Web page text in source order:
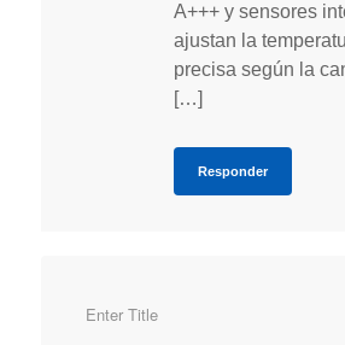
A+++ y sensores
ajustan la
precisa según la
[…]
Responder